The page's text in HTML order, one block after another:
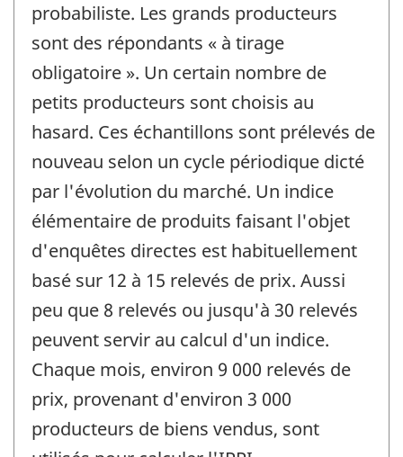
probabiliste. Les grands producteurs
sont des répondants « à tirage
obligatoire ». Un certain nombre de
petits producteurs sont choisis au
hasard. Ces échantillons sont prélevés de
nouveau selon un cycle périodique dicté
par l'évolution du marché. Un indice
élémentaire de produits faisant l'objet
d'enquêtes directes est habituellement
basé sur 12 à 15 relevés de prix. Aussi
peu que 8 relevés ou jusqu'à 30 relevés
peuvent servir au calcul d'un indice.
Chaque mois, environ 9 000 relevés de
prix, provenant d'environ 3 000
producteurs de biens vendus, sont